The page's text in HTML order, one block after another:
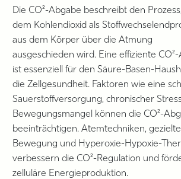
Die CO²-Abgabe beschreibt den
dem Kohlendioxid als
aus dem Körper über die Atmung
ausgeschieden wird. Eine effiziente
ist essenziell für den Säure-Basen-
die Zellgesundheit. Faktoren wie eine
Sauerstoffversorgung, chronischer
Bewegungsmangel können die CO²-
beeinträchtigen. Atemtechniken, gezielte
Bewegung und Hyperoxie-Hypoxie-
verbessern die CO²-Regulation und
zelluläre Energieproduktion.